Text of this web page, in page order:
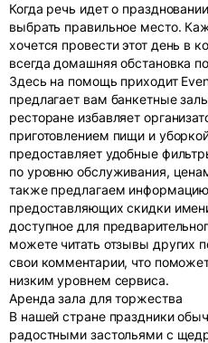
Когда речь идет о
выбрать правильное место.
хочется провести этот день в
всегда домашняя обстановка
Здесь на помощь приходит
предлагает вам банкетные
ресторане избавляет
приготовлением пищи и
предоставляет удобные
по уровню обслуживания,
также предлагаем
предоставляющих скидки
доступное для
можете читать отзывы других
свои комментарии, что
низким уровнем сервиса.
Аренда зала для торжества
В нашей стране праздники
радостными застольями с